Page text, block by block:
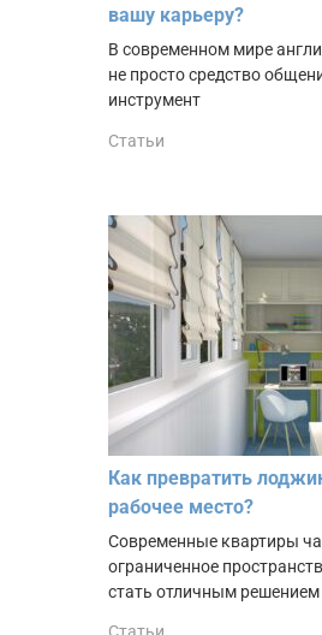
вашу карьеру?
В современном мире
не просто средство
инструмент
Статьи
Как превратить
рабочее место?
Современные квартиры
ограниченное
стать отличным решением